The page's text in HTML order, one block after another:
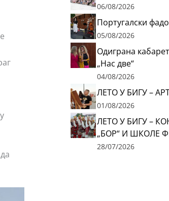
06/08/2026
Португалски
05/08/2026
Одиграна
„Нас две“
04/08/2026
ЛЕТО У БИГУ –
01/08/2026
ЛЕТО У БИГУ –
„БОР“ И ШКОЛЕ
28/07/2026